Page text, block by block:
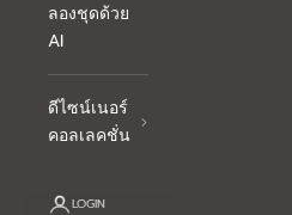
ลองชุดด้วย
AI
ดีไซน์เนอร์
คอลเลคชั่น
LOGIN